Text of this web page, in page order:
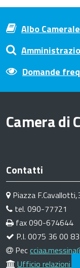
Albo Camerale
Domande
Camera di
Contatti
Piazza
tel. 090-77721
fax 090-674644
P.I. 0075 36 00
Pec
Ufficio relazioni